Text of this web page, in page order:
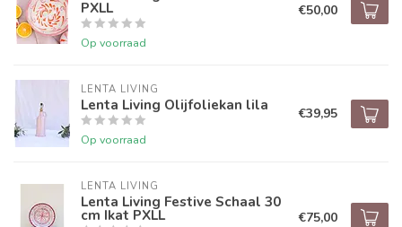
PXLL
Op voorraad
€50,00
LENTA LIVING
Lenta Living Olijfoliekan lila
Op voorraad
€39,95
LENTA LIVING
Lenta Living Festive Schaal 30
cm Ikat PXLL €75,00